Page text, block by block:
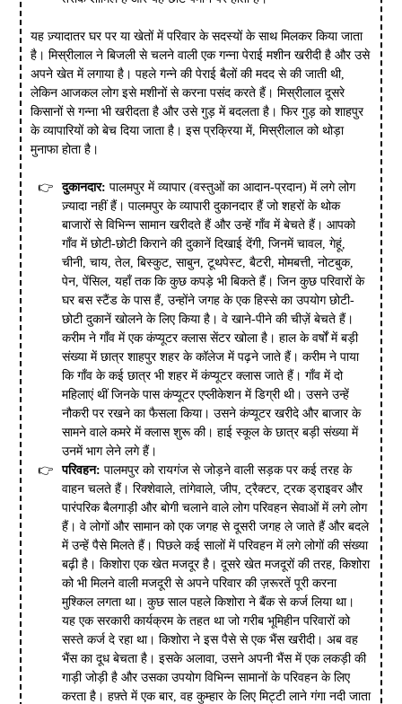
यह ज़्यादातर घर पर या खेतों में परिवार के सदस्यों के साथ मिलकर किया जाता
है। मिस्रीलाल ने बिजली से चलने वाली एक गन्ना पेराई मशीन खरीदी है और उसे
अपने खेत में लगाया है। पहले गन्ने की पेराई बैलों की मदद से की जाती थी,
लेकिन आजकल लोग इसे मशीनों से करना पसंद करते हैं। मिस्रीलाल दूसरे
किसानों से गन्ना भी खरीदता है और उसे गुड़ में बदलता है। फिर गुड़ को शाहपुर
के व्यापारियों को बेच दिया जाता है। इस प्रक्रिया में, मिस्रीलाल को थोड़ा
मुनाफा होता है।
दुकानदार: पालमपुर में व्यापार (वस्तुओं का आदान-प्रदान) में लगे लोग
ज़्यादा नहीं हैं। पालमपुर के व्यापारी दुकानदार हैं जो शहरों के थोक
बाजारों से विभिन्न सामान खरीदते हैं और उन्हें गाँव में बेचते हैं। आपको
गाँव में छोटी-छोटी किराने की दुकानें दिखाई देंगी, जिनमें चावल, गेहूं,
चीनी, चाय, तेल, बिस्कुट, साबुन, टूथपेस्ट, बैटरी, मोमबत्ती, नोटबुक,
पेन, पेंसिल, यहाँ तक कि कुछ कपड़े भी बिकते हैं। जिन कुछ परिवारों के
घर बस स्टैंड के पास हैं, उन्होंने जगह के एक हिस्से का उपयोग छोटी-
छोटी दुकानें खोलने के लिए किया है। वे खाने-पीने की चीज़ें बेचते हैं।
करीम ने गाँव में एक कंप्यूटर क्लास सेंटर खोला है। हाल के वर्षों में बड़ी
संख्या में छात्र शाहपुर शहर के कॉलेज में पढ़ने जाते हैं। करीम ने पाया
कि गाँव के कई छात्र भी शहर में कंप्यूटर क्लास जाते हैं। गाँव में दो
महिलाएं थीं जिनके पास कंप्यूटर एप्लीकेशन में डिग्री थी। उसने उन्हें
नौकरी पर रखने का फैसला किया। उसने कंप्यूटर खरीदे और बाजार के
सामने वाले कमरे में क्लास शुरू की। हाई स्कूल के छात्र बड़ी संख्या में
उनमें भाग लेने लगे हैं।
परिवहन: पालमपुर को रायगंज से जोड़ने वाली सड़क पर कई तरह के
वाहन चलते हैं। रिक्शेवाले, तांगेवाले, जीप, ट्रैक्टर, ट्रक ड्राइवर और
पारंपरिक बैलगाड़ी और बोगी चलाने वाले लोग परिवहन सेवाओं में लगे लोग
हैं। वे लोगों और सामान को एक जगह से दूसरी जगह ले जाते हैं और बदले
में उन्हें पैसे मिलते हैं। पिछले कई सालों में परिवहन में लगे लोगों की संख्या
बढ़ी है। किशोरा एक खेत मजदूर है। दूसरे खेत मजदूरों की तरह, किशोरा
को भी मिलने वाली मजदूरी से अपने परिवार की ज़रूरतें पूरी करना
मुश्किल लगता था। कुछ साल पहले किशोरा ने बैंक से कर्ज लिया था।
यह एक सरकारी कार्यक्रम के तहत था जो गरीब भूमिहीन परिवारों को
सस्ते कर्ज दे रहा था। किशोरा ने इस पैसे से एक भैंस खरीदी। अब वह
भैंस का दूध बेचता है। इसके अलावा, उसने अपनी भैंस में एक लकड़ी की
गाड़ी जोड़ी है और उसका उपयोग विभिन्न सामानों के परिवहन के लिए
करता है। हफ़्ते में एक बार, वह कुम्हार के लिए मिट्टी लाने गंगा नदी जाता